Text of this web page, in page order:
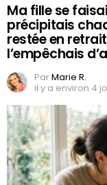
Ma fille se
précipitais
restée en
l’empêchais
ParMarie R.
il y a environ 4